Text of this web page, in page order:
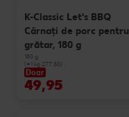
K-Classic Let's BBQ
Cârnaţi de porc pentru
grătar, 180 g
180 g
(=1 kg 277.50)
Doar
49,95